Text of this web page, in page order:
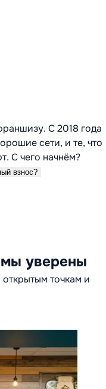
С 2018 года
сети, и те, что
С чего начнём?
взнос?
уверены
точкам и